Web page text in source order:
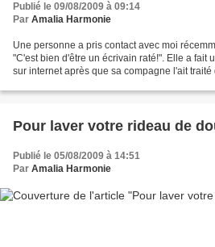
Publié le 09/08/2009 à 09:14
Par Amalia Harmonie
Une personne a pris contact avec moi
"C'est bien d'être un écrivain raté!". Elle a fait
sur internet après que sa compagne l'ait
Pour laver votre rideau de
Publié le 05/08/2009 à 14:51
Par Amalia Harmonie